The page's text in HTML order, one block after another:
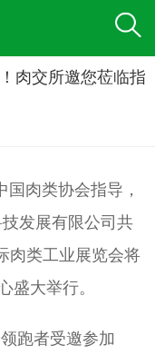
肉交所邀您莅临指
国肉类协会指导，
发展有限公司共
肉类工业展览会将
盛大举行。
跑者受邀参加